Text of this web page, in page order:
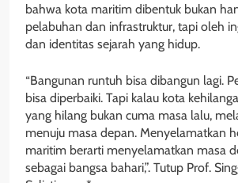
bahwa kota maritim dibentuk bukan
pelabuhan dan infrastruktur, tapi oleh
dan identitas sejarah yang hidup.
“Bangunan runtuh bisa dibangun lagi.
bisa diperbaiki. Tapi kalau kota
yang hilang bukan cuma masa lalu,
menuju masa depan. Menyelamatkan
maritim berarti menyelamatkan masa
sebagai bangsa bahari,”. Tutup Prof.